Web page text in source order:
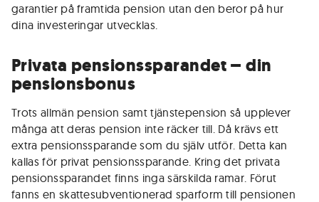
garantier på framtida pension utan den beror på hur
dina investeringar utvecklas.
Privata pensionssparandet – din
pensionsbonus
Trots allmän pension samt tjänstepension så upplever
många att deras pension inte räcker till. Då krävs ett
extra pensionssparande som du själv utför. Detta kan
kallas för privat pensionssparande. Kring det privata
pensionssparandet finns inga särskilda ramar. Förut
fanns en skattesubventionerad sparform till pensionen